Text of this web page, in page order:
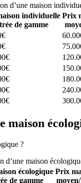
d’une maison
individuelle
de gamme
Prix
maison
?
d’une maison
écologique
de gamme
Prix